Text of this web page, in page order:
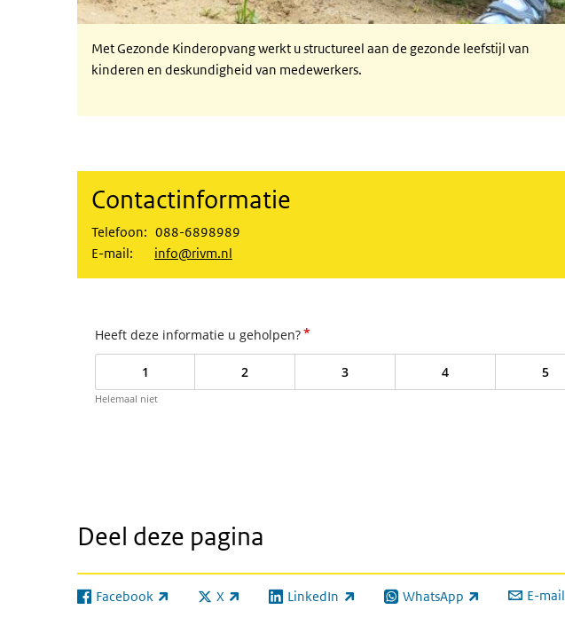
Met Gezonde Kinderopvang werkt u structureel aan de gezonde leefstijl van
kinderen en deskundigheid van medewerkers.
Contactinformatie
Telefoon: 088-6898989
E-mail: info@rivm.nl
Heeft deze informatie u geholpen?*
1 2 3 4 5
Helemaal niet
Deel deze pagina
Facebook
(externe link) X
(externe link) LinkedIn
(externe link) WhatsApp
(externe link) E-mail